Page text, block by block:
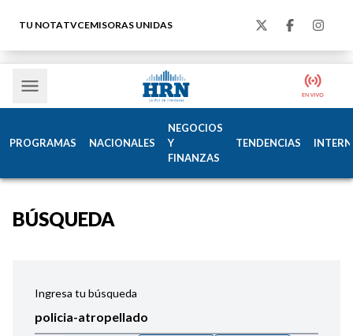
TU NOTATVCEMISORAS UNIDAS
PROGRAMAS NACIONALES
NEGOCIOS
Y
FINANZAS
TENDENCIAS
BÚSQUEDA
Ingresa tu búsqueda